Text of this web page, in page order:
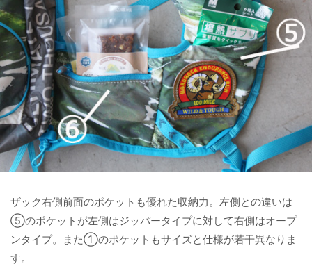
ザック右側前面のポケットも優れた収納力。左側との違いは
⑤のポケットが左側はジッパータイプに対して右側はオープ
ンタイプ。また①のポケットもサイズと仕様が若干異なりま
す。